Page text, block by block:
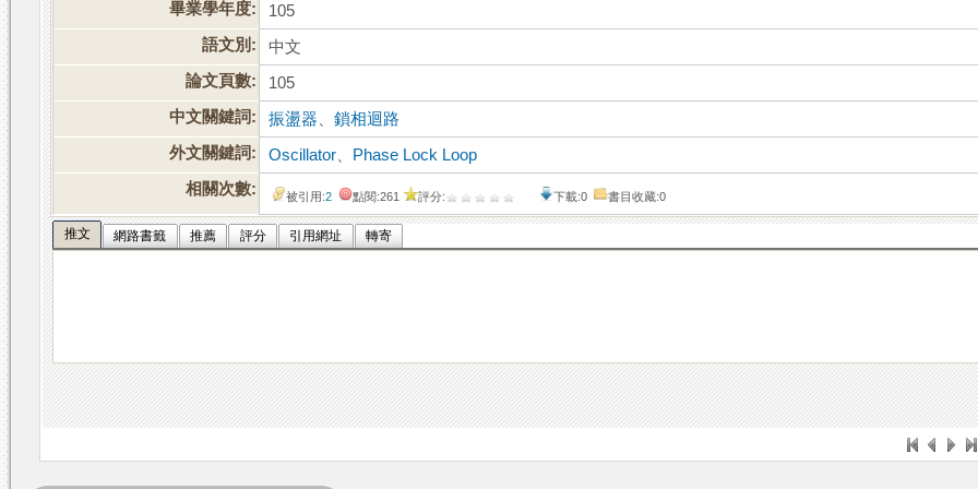
畢業學年度:
105
語文別:
中文
論文頁數:
105
中文關鍵詞:
振盪器 、鎖相迴路
外文關鍵詞:
Oscillator
Phase Lock Loop
相關次數:
被引用:2 點閱:261 評分: 下載:0 書目收藏:0
推文 網路書籤 推薦 評分 引用網址 轉寄